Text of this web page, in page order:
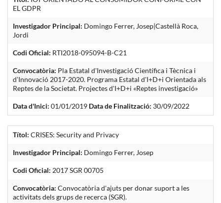
EL GDPR
Investigador Principal: Domingo Ferrer, Josep|Castellà Roca,
Jordi
Codi Oficial: RTI2018-095094-B-C21
Convocatòria: Pla Estatal d'Investigació Científica i Tècnica i
d'Innovació 2017-2020. Programa Estatal d'I+D+i Orientada als
Reptes de la Societat. Projectes d'I+D+i «Reptes investigació»
Data d'Inici: 01/01/2019 Data de Finalització: 30/09/2022
Títol: CRISES: Security and Privacy
Investigador Principal: Domingo Ferrer, Josep
Codi Oficial: 2017 SGR 00705
Convocatòria: Convocatòria d'ajuts per donar suport a les
activitats dels grups de recerca (SGR).